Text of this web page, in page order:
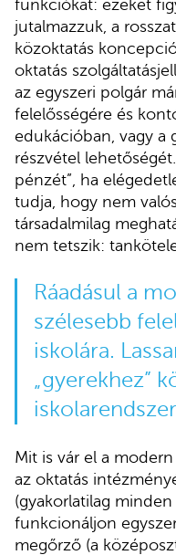
funkciókat: ezeket
jutalmazzuk, a
közoktatás
oktatás
az egyszeri polgár
felelősségére és
edukációban, vagy a
részvétel
pénzét”, ha
tudja, hogy nem
társadalmilag
nem tetszik:
Ráadásul a
szélesebb
iskolára.
„gyerekhez”
Mit is vár el a
az oktatás
(gyakorlatilag minden
funkcionáljon
megőrző (a